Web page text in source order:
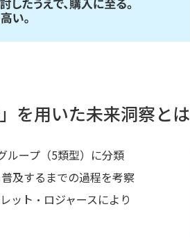
を用いた未来洞察とは
ループ（5類型）に分類
及するまでの過程を考察
ット・ロジャースにより